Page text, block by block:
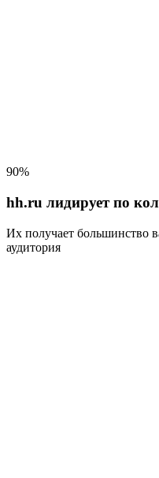
90%
hh.ru лидирует по
Их получает большинство
аудитория